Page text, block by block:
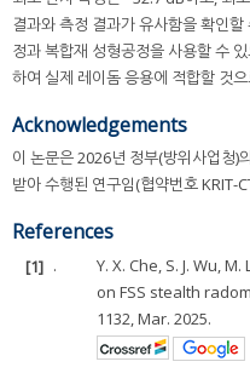
결과와 측정 결과가 유사함을 확인
정과 복합재 성형공정을 사용할 수
하여 실제 레이돔 응용에 적합할 것
Acknowledgements
이 논문은 2026년 정부(방위사업청)
받아 수행된 연구임(협약번호 KRIT-
References
[1] .
Y. X. Che, S. J. Wu,
on FSS stealth
1132, Mar. 2025.